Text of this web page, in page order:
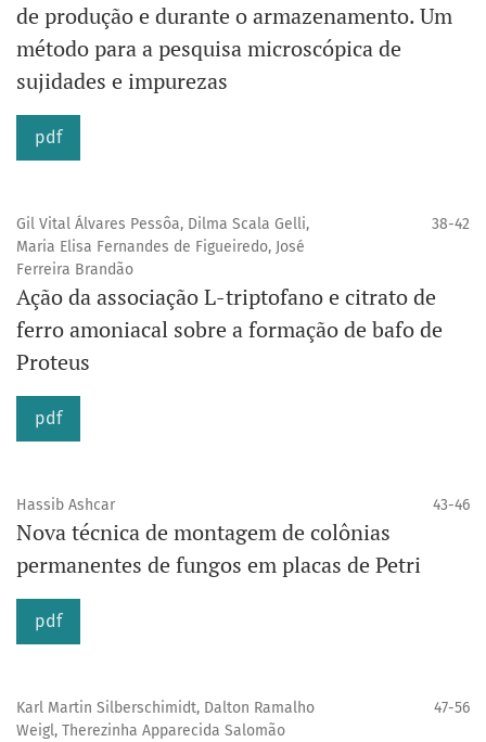
de produção e durante o armazenamento. Um
método para a pesquisa microscópica de
sujidades e impurezas
pdf
Gil Vital Álvares Pessôa, Dilma Scala Gelli,
Maria Elisa Fernandes de Figueiredo, José
Ferreira Brandão
38-42
Ação da associação L-triptofano e citrato de
ferro amoniacal sobre a formação de bafo de
Proteus
pdf
Hassib Ashcar 43-46
Nova técnica de montagem de colônias
permanentes de fungos em placas de Petri
pdf
Karl Martin Silberschimidt, Dalton Ramalho
Weigl, Therezinha Apparecida Salomão
47-56